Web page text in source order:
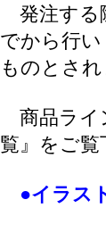
発注する
でから行
ものとされ
商品ライ
覧』をご覧
●イラス